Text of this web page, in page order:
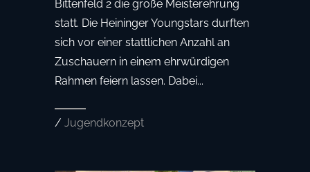
Bittenfeld 2 die große Meisterehrung
statt. Die Heininger Youngstars durften
sich vor einer stattlichen Anzahl an
Zuschauern in einem ehrwürdigen
Rahmen feiern lassen. Dabei...
/ Jugendkonzept